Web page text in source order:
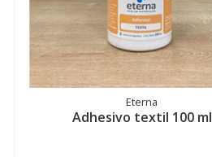
Eterna
Adhesivo textil 100 ml